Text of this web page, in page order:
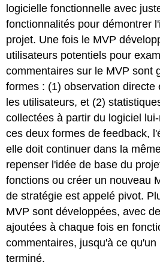
logicielle fonctionnelle avec
fonctionnalités pour démontrer
projet. Une fois le MVP
utilisateurs potentiels pour
commentaires sur le MVP sont
formes : (1) observation directe
les utilisateurs, et (2)
collectées à partir du logiciel
ces deux formes de feedback,
elle doit continuer dans la
repenser l'idée de base du
fonctions ou créer un nouveau
de stratégie est appelé pivot.
MVP sont développées, avec
ajoutées à chaque fois en
commentaires, jusqu'à ce
terminé.